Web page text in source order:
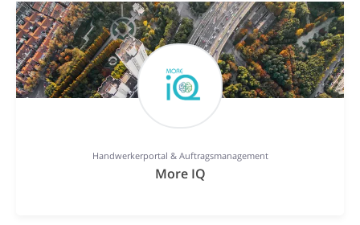
Handwerkerportal & Auftragsmanagement
More IQ